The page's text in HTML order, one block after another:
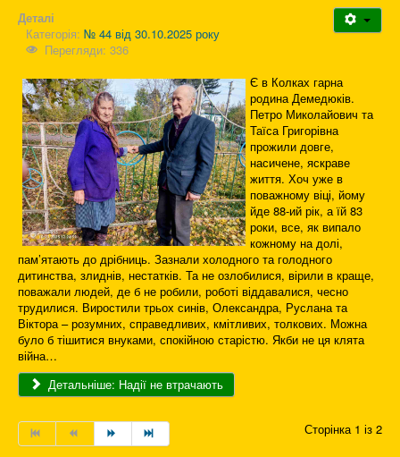
Деталі
Категорія: № 44 від 30.10.2025 року
Перегляди: 336
Є в Колках гарна
родина Демедюків.
Петро Миколайович та
Таїса Григорівна
прожили довге,
насичене, яскраве
життя. Хоч уже в
поважному віці, йому
йде 88-ий рік, а їй 83
роки, все, як випало
кожному на долі,
пам’ятають до дрібниць. Зазнали холодного та голодного
дитинства, злиднів, нестатків. Та не озлобилися, вірили в краще,
поважали людей, де б не робили, роботі віддавалися, чесно
трудилися. Виростили трьох синів, Олександра, Руслана та
Віктора – розумних, справедливих, кмітливих, толкових. Можна
було б тішитися внуками, спокійною старістю. Якби не ця клята
війна…
Детальніше: Надії не втрачають
Сторінка 1 із 2